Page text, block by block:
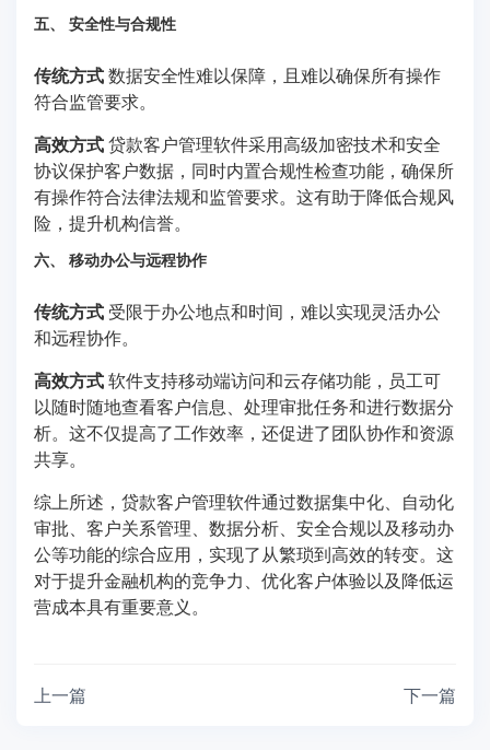
五、 安全性与合规性
传统方式数据安全性难以保障，且难以确保所有操作
符合监管要求。
高效方式贷款客户管理软件采用高级加密技术和安全
协议保护客户数据，同时内置合规性检查功能，确保所
有操作符合法律法规和监管要求。这有助于降低合规风
险，提升机构信誉。
六、 移动办公与远程协作
传统方式 受限于办公地点和时间，难以实现灵活办公
和远程协作。
高效方式软件支持移动端访问和云存储功能，员工可
以随时随地查看客户信息、处理审批任务和进行数据分
析。这不仅提高了工作效率，还促进了团队协作和资源
共享。
综上所述，贷款客户管理软件通过数据集中化、自动化
审批、客户关系管理、数据分析、安全合规以及移动办
公等功能的综合应用，实现了从繁琐到高效的转变。这
对于提升金融机构的竞争力、优化客户体验以及降低运
营成本具有重要意义。
上一篇 下一篇